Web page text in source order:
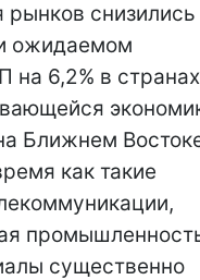
снизились
ожидаемом
на 6,2% в странах
Ближнем
как такие
существенно